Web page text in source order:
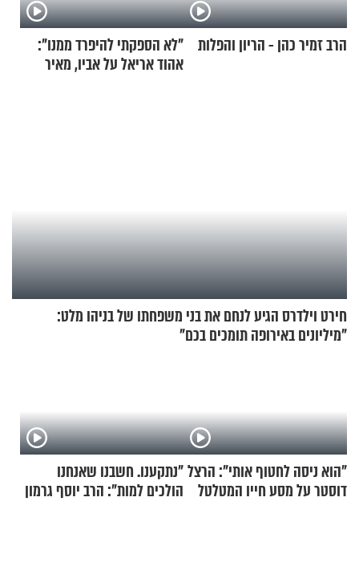
הרב זמיר כהן - הריון והפלות
"לא הספקתי להיפרד ממנו":
אהוד אריאל על אביו, מאיר
חירט וילדרס הגיע לנחם את בני משפחתו של בניהו מלט:
"מיליונים באירופה תומכים בכם"
"הוא ניסה לחטוף אותי": הרצל
דוסטר על מסע חייו המטלטל
"נתקענו. חשבנו שאנחנו
הולכים למות": הרב יוסף גרמון